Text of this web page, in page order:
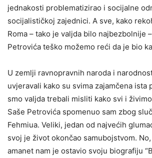
jednakosti problematizirao i socijalne
socijalističkoj zajednici. A sve, kako
Roma – tako je valjda bilo najbezbolnije
Petrovića teško možemo reći da je bio
U zemlji ravnopravnih naroda i
uvjeravali kako su svima zajamčena ista
smo valjda trebali misliti kako svi i
Saše Petrovića spomenuo sam zbog
Fehmiua. Veliki, jedan od najvećih
svoj je život okončao samubojstvom.
amanet nam je ostavio svoju biografiju